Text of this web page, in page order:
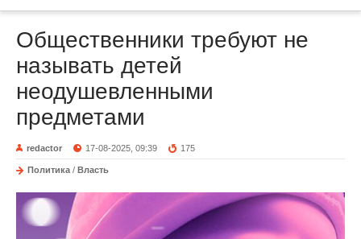
Общественники требуют не
называть детей
неодушевленными
предметами
redactor 17-08-2025, 09:39 175
Политика / Власть